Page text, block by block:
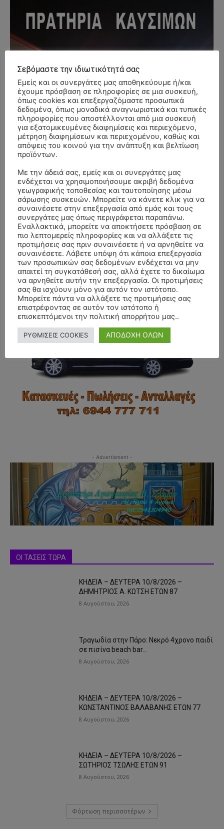
- Advertisment -
- Advertisment -
ΟΙ ΤΑΣΕΙΣ ΤΩΡΑ
ΚΗΔΕΙΑ – ΔΕΥΤΕΡΑ 10/8/2026 –
ΔΗΜΗΤΡΙΟΣ Α. ΚΩΤΣΗ ΕΤΩΝ 87
8 Αυγούστου, 2026
Τραγωδία στην Πάρο: Νεκρό 4χρονο παιδί
σε πισίνα beach bar…
8 Αυγούστου, 2026
ΚΗΔΕΙΑ – ΔΕΥΤΕΡΑ 10/8/2026 –
ΚΩΝΣΤΑΝΤΙΝΟΣ ΒΑΛΑΒΑΝΗΣ ΕΤΩΝ 77
8 Αυγούστου, 2026
ΚΗΔΕΙΑ – ΔΕΥΤΕΡΑ 10/8/2026 –
ΣΩΤΗΡΙΟΣ ΤΣΩΛΗΣ ΕΤΩΝ 91
8 Αυγούστου, 2026
Φόρτωση περισσοτέρων
Σεβόμαστε την ιδιωτικότητά σας
Εμείς και οι συνεργάτες μας αποθηκεύουμε ή/και
έχουμε πρόσβαση σε πληροφορίες σε μια συσκευή,
όπως cookies και επεξεργαζόμαστε προσωπικά
δεδομένα, όπως μοναδικά αναγνωριστικά και τυπικές
πληροφορίες που αποστέλλονται από μια συσκευή
για εξατομικευμένες διαφημίσεις και περιεχόμενο,
μέτρηση διαφημίσεων και περιεχομένου, καθώς και
απόψεις του κοινού για την ανάπτυξη και βελτίωση
προϊόντων.
Με την άδειά σας, εμείς και οι συνεργάτες μας
ενδέχεται να χρησιμοποιήσουμε ακριβή δεδομένα
γεωγραφικής τοποθεσίας και ταυτοποίησης μέσω
σάρωσης συσκευών. Μπορείτε να κάνετε κλικ για να
συναινέσετε στην επεξεργασία από εμάς και τους
συνεργάτες μας όπως περιγράφεται παραπάνω.
Εναλλακτικά, μπορείτε να αποκτήσετε πρόσβαση σε
πιο λεπτομερείς πληροφορίες και να αλλάξετε τις
προτιμήσεις σας πριν συναινέσετε ή να αρνηθείτε να
συναινέσετε. Λάβετε υπόψη ότι κάποια επεξεργασία
των προσωπικών σας δεδομένων ενδέχεται να μην
απαιτεί τη συγκατάθεσή σας, αλλά έχετε το δικαίωμα
να αρνηθείτε αυτήν την επεξεργασία. Οι προτιμήσεις
σας θα ισχύουν μόνο για αυτόν τον ιστότοπο.
Μπορείτε πάντα να αλλάξετε τις προτιμήσεις σας
επιστρέφοντας σε αυτόν τον ιστότοπο ή
επισκεπτόμενοι την πολιτική απορρήτου μας..
ΡΥΘΜΙΣΕΙΣ COOKIES ΑΠΟΔΟΧΗ ΟΛΩΝ